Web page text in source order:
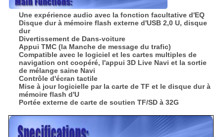
Une expérience audio avec la fonction facultative d'EQ
Disque dur à mémoire flash externe d'USB 2,0 U, disque
dur
Divertissement de Dans-voiture
Appui TMC (la Manche de message du trafic)
Compatible avec le logiciel et les cartes multiples de
navigation ont coopéré, l'appui 3D Live Navi et la sortie
de mélange saine Navi
Contrôle d'écran tactile
Mise à jour logicielle par la carte de TF et le disque dur à
mémoire flash d'U
Portée externe de carte de soutien TF/SD à 32G